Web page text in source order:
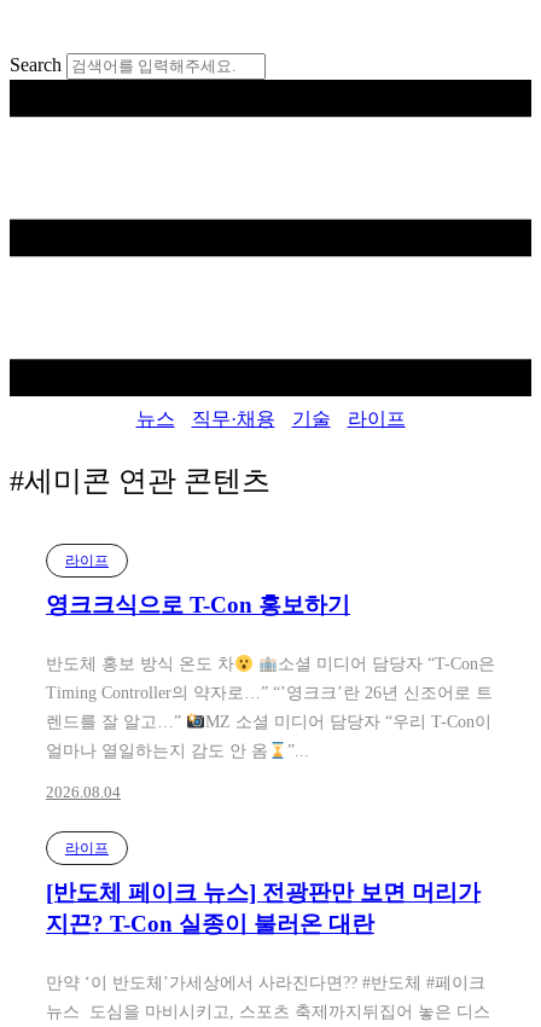
츠
건
Search
뉴스 직무·채용 기술 라이프
#세미콘 연관 콘텐츠
라이프
영크크식으로 T-Con 홍보하기
반도체 홍보 방식 온도 차
소셜 미디어 담당자 “T-Con은
Timing Controller의 약자로…” “’영크크’란 26년 신조어로 트
렌드를 잘 알고…”
MZ 소셜 미디어 담당자 “우리 T-Con이
얼마나 열일하는지 감도 안 옴
”...
2026.08.04
라이프
[반도체 페이크 뉴스] 전광판만 보면 머리가
지끈? T-Con 실종이 불러온 대란
만약 ‘이 반도체’가세상에서 사라진다면?? #반도체 #페이크
뉴스 도심을 마비시키고, 스포츠 축제까지뒤집어 놓은 디스